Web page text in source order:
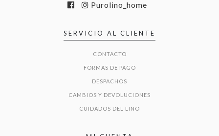
Purolino_home
SERVICIO AL CLIENTE
CONTACTO
FORMAS DE PAGO
DESPACHOS
CAMBIOS Y DEVOLUCIONES
CUIDADOS DEL LINO